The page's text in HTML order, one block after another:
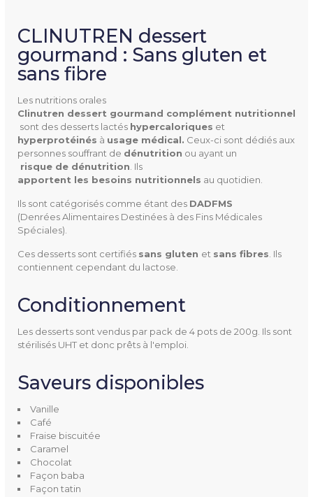
CLINUTREN dessert
gourmand : Sans gluten et
sans fibre
Les nutritions orales
Clinutren dessert gourmand complément nutritionnel
sont des desserts lactés hypercaloriques et
hyperprotéinés à usage médical. Ceux-ci sont dédiés aux
personnes souffrant de dénutrition ou ayant un
risque de dénutrition . Ils
apportent les besoins nutritionnels au quotidien.
Ils sont catégorisés comme étant des DADFMS
(Denrées Alimentaires Destinées à des Fins Médicales
Spéciales).
Ces desserts sont certifiés sans gluten et sans fibres . Ils
contiennent cependant du lactose.
Conditionnement
Les desserts sont vendus par pack de 4 pots de 200g. Ils sont
stérilisés UHT et donc prêts à l'emploi.
Saveurs disponibles
Vanille
Café
Fraise biscuitée
Caramel
Chocolat
Façon baba
Façon tatin
Référence12294521
Unités Par Paquet
Goûts Disponibles
Caramel
Fraise biscuitée
1 pack de 4 pots de 200 gr